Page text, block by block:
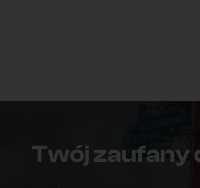
Twój